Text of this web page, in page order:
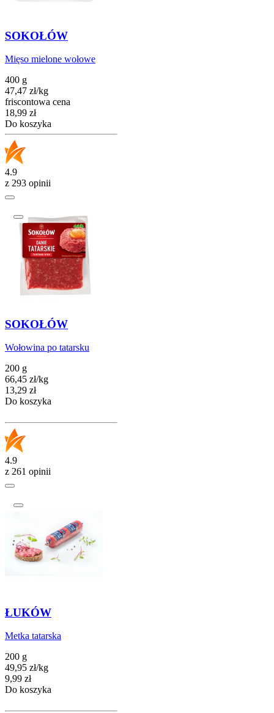
SOKOŁÓW
Mięso mielone wołowe
400 g
47,47 zł/kg
friscontowa cena
Cena
18,99 zł
Do koszyka
4.9
z 293 opinii
SOKOŁÓW
Wołowina po tatarsku
200 g
66,45 zł/kg
Cena
13,29 zł
Do koszyka
4.9
z 261 opinii
ŁUKÓW
Metka tatarska
200 g
49,95 zł/kg
Cena
9,99 zł
Do koszyka